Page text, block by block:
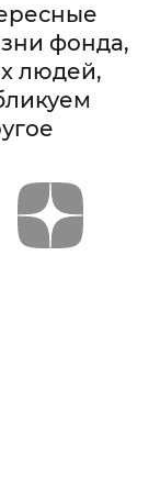
фонда,
людей,